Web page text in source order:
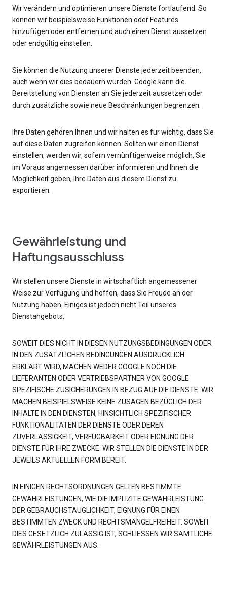
Wir verändern und optimieren unsere Dienste fortlaufend. So
können wir beispielsweise Funktionen oder Features
hinzufügen oder entfernen und auch einen Dienst aussetzen
oder endgültig einstellen.
Sie können die Nutzung unserer Dienste jederzeit beenden,
auch wenn wir dies bedauern würden. Google kann die
Bereitstellung von Diensten an Sie jederzeit aussetzen oder
durch zusätzliche sowie neue Beschränkungen begrenzen.
Ihre Daten gehören Ihnen und wir halten es für wichtig, dass Sie
auf diese Daten zugreifen können. Sollten wir einen Dienst
einstellen, werden wir, sofern vernünftigerweise möglich, Sie
im Voraus angemessen darüber informieren und Ihnen die
Möglichkeit geben, Ihre Daten aus diesem Dienst zu
exportieren.
Gewährleistung und
Haftungsausschluss
Wir stellen unsere Dienste in wirtschaftlich angemessener
Weise zur Verfügung und hoffen, dass Sie Freude an der
Nutzung haben. Einiges ist jedoch nicht Teil unseres
Dienstangebots.
SOWEIT DIES NICHT IN DIESEN NUTZUNGSBEDINGUNGEN ODER
IN DEN ZUSÄTZLICHEN BEDINGUNGEN AUSDRÜCKLICH
ERKLÄRT WIRD, MACHEN WEDER GOOGLE NOCH DIE
LIEFERANTEN ODER VERTRIEBSPARTNER VON GOOGLE
SPEZIFISCHE ZUSICHERUNGEN IN BEZUG AUF DIE DIENSTE. WIR
MACHEN BEISPIELSWEISE KEINE ZUSAGEN BEZÜGLICH DER
INHALTE IN DEN DIENSTEN, HINSICHTLICH SPEZIFISCHER
FUNKTIONALITÄTEN DER DIENSTE ODER DEREN
ZUVERLÄSSIGKEIT, VERFÜGBARKEIT ODER EIGNUNG DER
DIENSTE FÜR IHRE ZWECKE. WIR STELLEN DIE DIENSTE IN DER
JEWEILS AKTUELLEN FORM BEREIT.
IN EINIGEN RECHTSORDNUNGEN GELTEN BESTIMMTE
GEWÄHRLEISTUNGEN, WIE DIE IMPLIZITE GEWÄHRLEISTUNG
DER GEBRAUCHSTAUGLICHKEIT, EIGNUNG FÜR EINEN
BESTIMMTEN ZWECK UND RECHTSMÄNGELFREIHEIT. SOWEIT
DIES GESETZLICH ZULÄSSIG IST, SCHLIESSEN WIR SÄMTLICHE
GEWÄHRLEISTUNGEN AUS.